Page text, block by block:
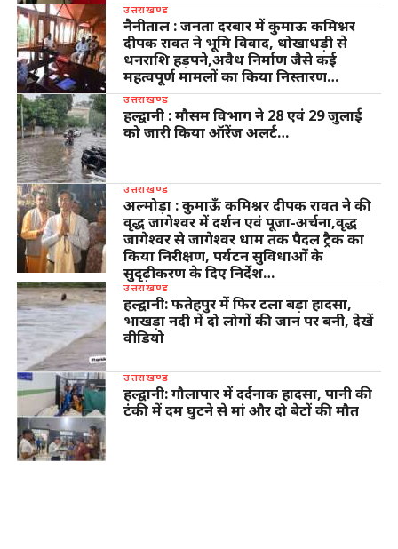
उत्तराखण्ड
नैनीताल : जनता दरबार में कुमाऊ कमिश्नर
दीपक रावत ने भूमि विवाद, धोखाधड़ी से
धनराशि हड़पने,अवैध निर्माण जैसे कई
महत्वपूर्ण मामलों का किया निस्तारण…
उत्तराखण्ड
हल्द्वानी : मौसम विभाग ने 28 एवं 29 जुलाई
को जारी किया ऑरेंज अलर्ट…
उत्तराखण्ड
अल्मोड़ा : कुमाऊँ कमिश्नर दीपक रावत ने की
वृद्ध जागेश्वर में दर्शन एवं पूजा-अर्चना,वृद्ध
जागेश्वर से जागेश्वर धाम तक पैदल ट्रैक का
किया निरीक्षण, पर्यटन सुविधाओं के
सुदृढ़ीकरण के दिए निर्देश…
उत्तराखण्ड
हल्द्वानी: फतेहपुर में फिर टला बड़ा हादसा,
भाखड़ा नदी में दो लोगों की जान पर बनी, देखें
वीडियो
उत्तराखण्ड
हल्द्वानी: गौलापार में दर्दनाक हादसा, पानी की
टंकी में दम घुटने से मां और दो बेटों की मौत